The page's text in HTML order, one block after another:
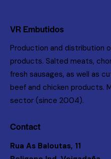
VR Embutidos
Production and distribution
products. Salted meats,
fresh sausages, as well as
beef and chicken products.
sector (since 2004).
Contact
Rua As Baloutas, 11